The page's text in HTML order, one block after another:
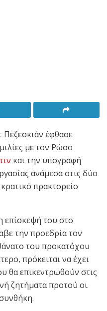
έφθασε
με τον Ρώσο
και την υπογραφή
ανάμεσα στις δύο
πρακτορείο
επίσκεψή του στο
την προεδρία τον
του προκατόχου
πρόκειται να έχει
θα επικεντρωθούν στις
ζητήματα προτού οι